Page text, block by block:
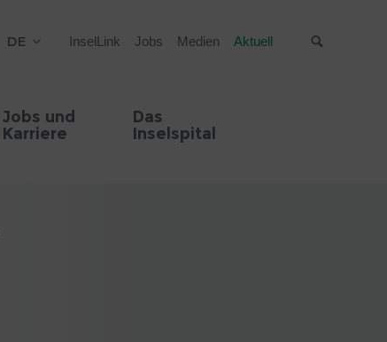
DE InselLink Jobs Medien Aktuell
Jobs und
Karriere
Das
Inselspital